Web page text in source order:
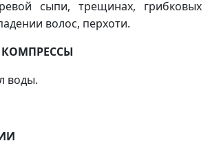
сыпи, трещинах, грибковых
волос, перхоти.
воды.